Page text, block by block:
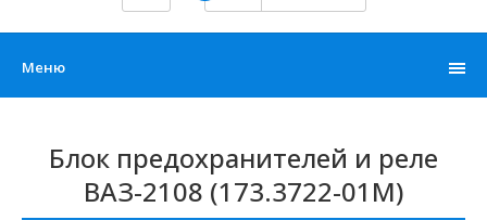
Меню
Блок предохранителей и реле
ВАЗ-2108 (173.3722-01М)